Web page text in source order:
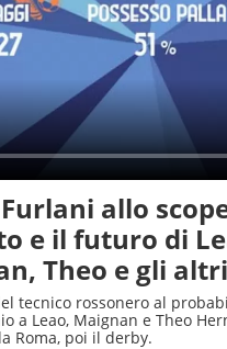
allo
e il futuro di
Theo e gli
tecnico rossonero al
a Leao, Maignan e Theo
Roma, poi il derby.